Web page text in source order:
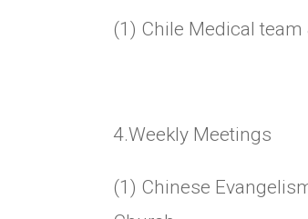
(1) Chile Medical
4.Weekly Meetings
(1) Chinese